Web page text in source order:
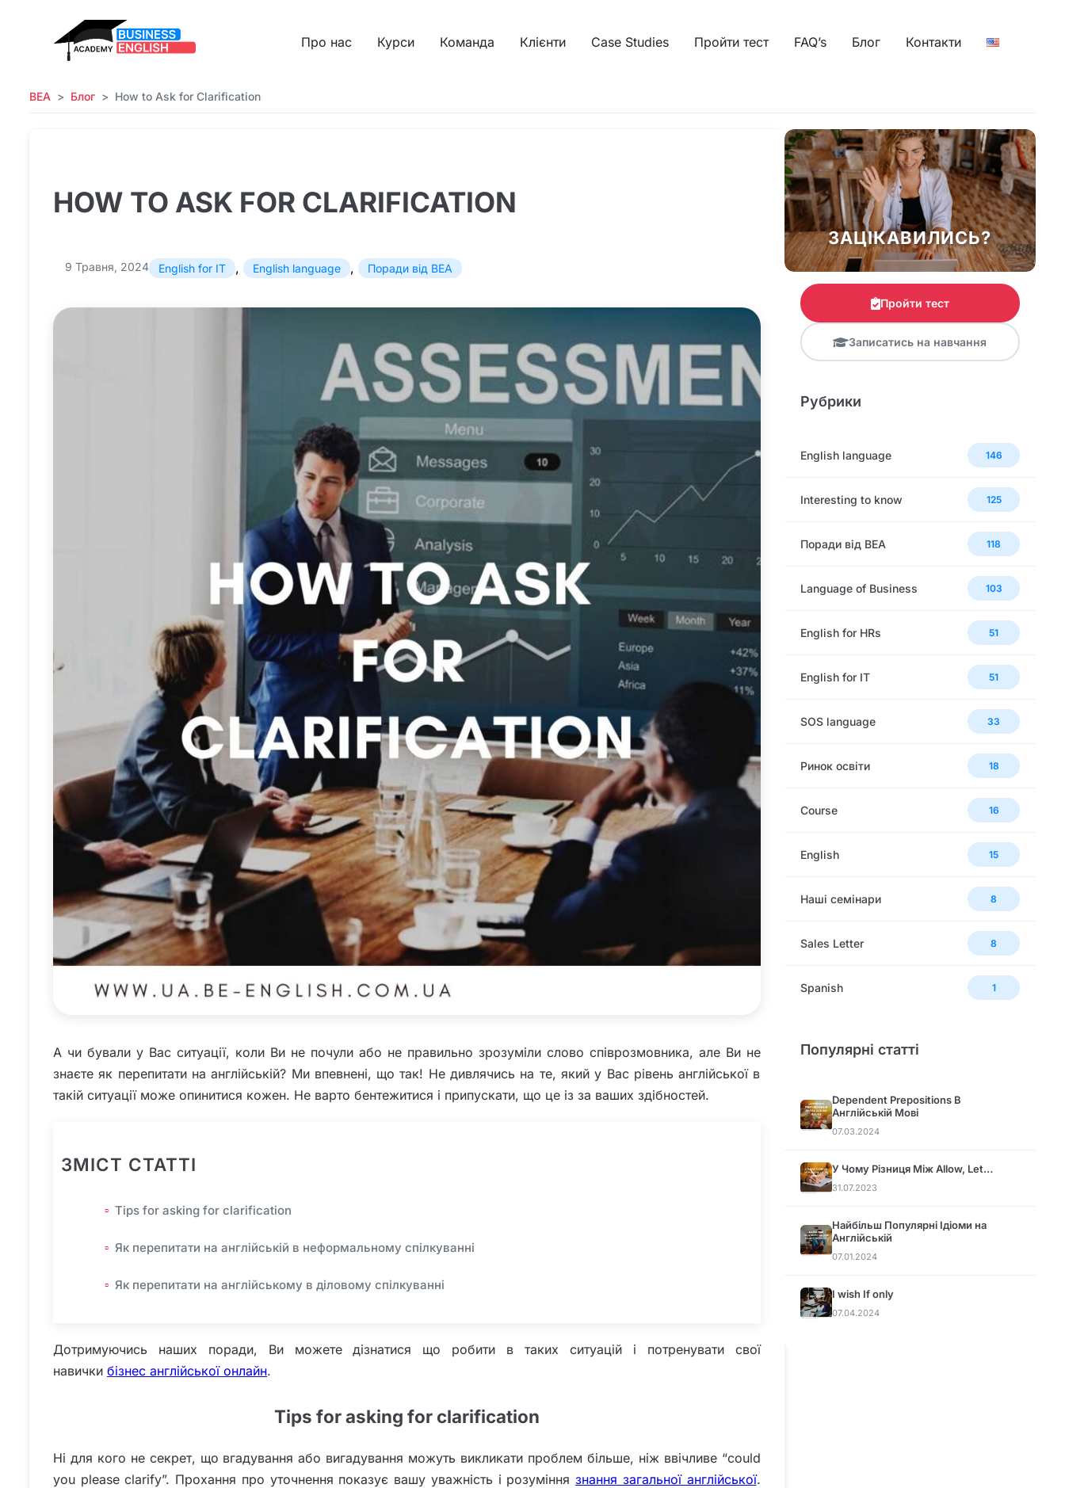
Про нас Курси Команда Клієнти Case Studies Пройти тест FAQ’s Блог Контакти
BEA Блог How to Ask for Clarification
HOW TO ASK FOR CLARIFICATION
9 Травня, 2024 English for IT , English language , Поради від BEA
А чи бували у Вас ситуації, коли Ви не почули або не правильно зрозуміли слово співрозмовника, але Ви не
знаєте як перепитати на англійській? Ми впевнені, що так! Не дивлячись на те, який у Вас рівень англійської в
такій ситуації може опинитися кожен. Не варто бентежитися і припускати, що це із за ваших здібностей.
ЗМІСТ СТАТТІ
Tips for asking for clarification
Як перепитати на англійській в неформальному спілкуванні
Як перепитати на англійському в діловому спілкуванні
Дотримуючись наших поради, Ви можете дізнатися що робити в таких ситуацій і потренувати свої
навички бізнес англійської онлайн.
Tips for asking for clarification
Ні для кого не секрет, що вгадування або вигадування можуть викликати проблем більше, ніж ввічливе “could
you please clarify”. Прохання про уточнення показує вашу уважність і розуміннязнання загальної англійської.
ЗАЦІКАВИЛИСЬ?
Пройти тест
Записатись на навчання
Рубрики
English language 146
Interesting to know 125
Поради від BEA 118
Language of Business 103
English for HRs 51
English for IT 51
SOS language 33
Ринок освіти 18
Сourse 16
English 15
Наші семінари 8
Sales Letter 8
Spanish 1
Популярні статті
Dependent Prepositions В
Англійській Мові
07.03.2024
У Чому Різниця Між Allow, Let…
31.07.2023
Найбільш Популярні Ідіоми на
Англійській
07.01.2024
I wish If only
07.04.2024